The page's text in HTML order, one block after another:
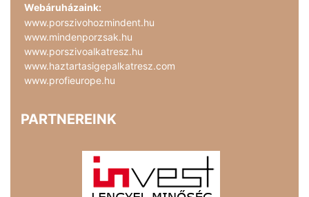
Webáruházaink:
www.porszivohozmindent.hu
www.mindenporzsak.hu
www.porszivoalkatresz.hu
www.haztartasigepalkatresz.com
www.profieurope.hu
PARTNEREINK